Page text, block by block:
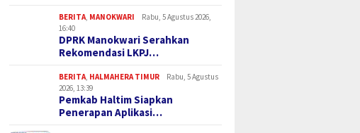
BERITA MANOKWARI
Rabu, 5 Agustus 2026,
16:40
DPRK Manokwari Serahkan
Rekomendasi LKPJ…
BERITA HALMAHERA TIMUR
Rabu, 5 Agustus
2026, 13:39
Pemkab Haltim Siapkan
Penerapan Aplikasi…